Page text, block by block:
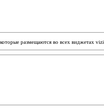
размещаются во всех виджетах